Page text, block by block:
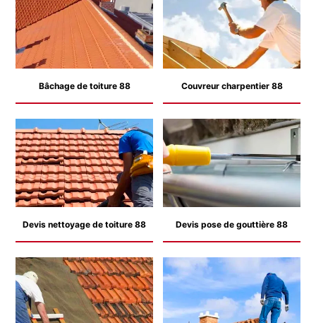
Bâchage de toiture 88 Couvreur charpentier 88
Devis nettoyage de toiture 88 Devis pose de gouttière 88